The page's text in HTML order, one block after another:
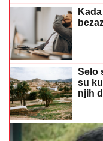
Selo
su
njih